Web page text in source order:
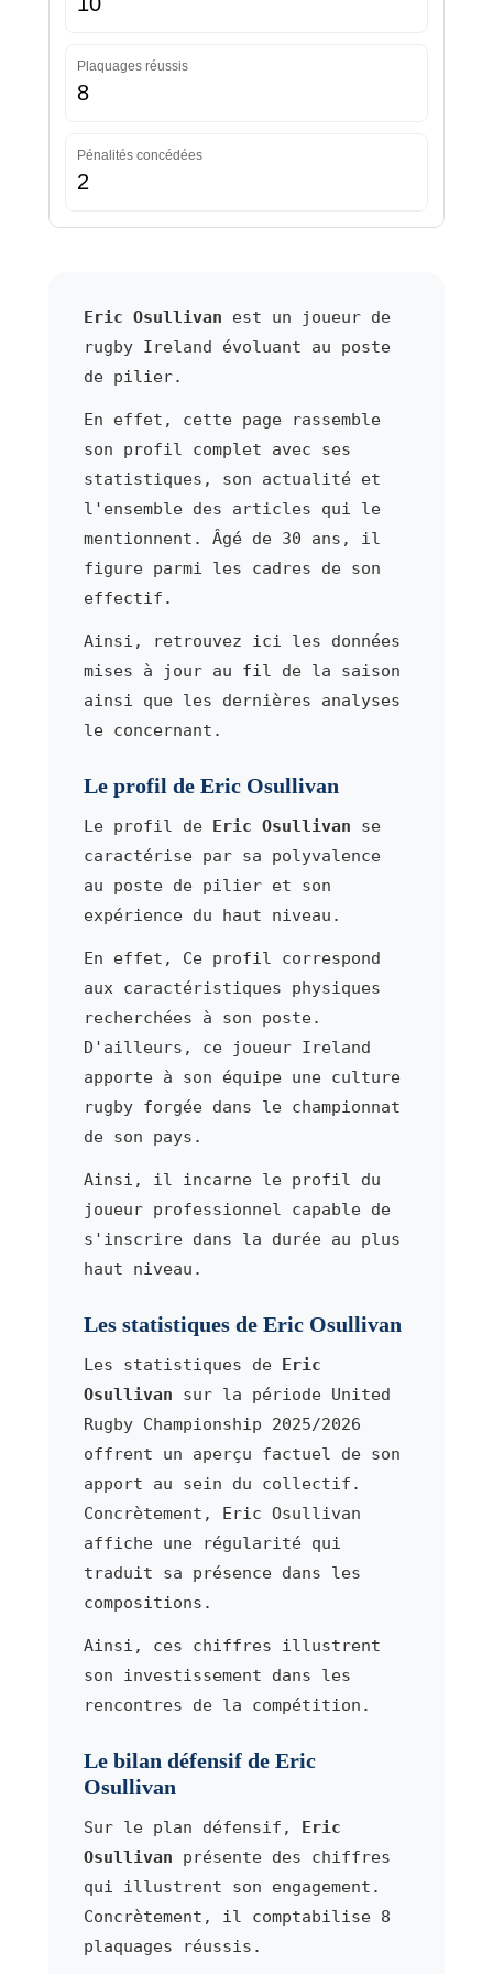
Plaquages réussis
8
Pénalités concédées
2
Eric Osullivan est un joueur de
rugby Ireland évoluant au poste
de pilier.
En effet, cette page rassemble
son profil complet avec ses
statistiques, son actualité et
l'ensemble des articles qui le
mentionnent. Âgé de 30 ans, il
figure parmi les cadres de son
effectif.
Ainsi, retrouvez ici les données
mises à jour au fil de la saison
ainsi que les dernières analyses
le concernant.
Le profil de Eric Osullivan
Le profil de Eric Osullivan se
caractérise par sa polyvalence
au poste de pilier et son
expérience du haut niveau.
En effet, Ce profil correspond
aux caractéristiques physiques
recherchées à son poste.
D'ailleurs, ce joueur Ireland
apporte à son équipe une culture
rugby forgée dans le championnat
de son pays.
Ainsi, il incarne le profil du
joueur professionnel capable de
s'inscrire dans la durée au plus
haut niveau.
Les statistiques de Eric Osullivan
Les statistiques de
Eric
Osullivan sur la période United
Rugby Championship 2025/2026
offrent un aperçu factuel de son
apport au sein du collectif.
Concrètement, Eric Osullivan
affiche une régularité qui
traduit sa présence dans les
compositions.
Ainsi, ces chiffres illustrent
son investissement dans les
rencontres de la compétition.
Le bilan défensif de Eric
Osullivan
Sur le plan défensif,
Eric
Osullivan présente des chiffres
qui illustrent son engagement.
Concrètement, il comptabilise 8
plaquages réussis.